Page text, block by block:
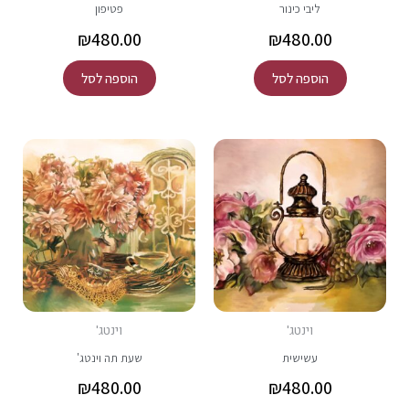
ליבי כינור
₪480.00
הוספה לסל
פטיפון
₪480.00
הוספה לסל
וינטג'
עשישית
₪480.00
וינטג'
שעת תה וינטג'
₪480.00